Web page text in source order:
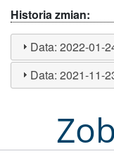
Historia zmian:
Data:2022-01-
Data:2021-11-